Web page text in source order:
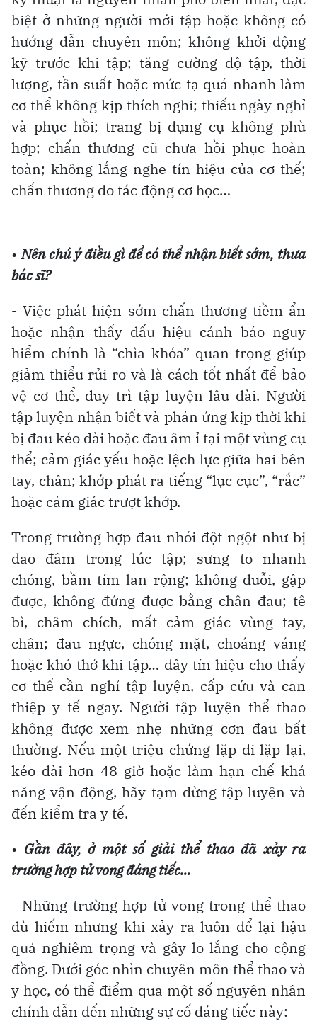
biệt ở những người mới tập hoặc không có
hướng dẫn chuyên môn; không khởi động
kỹ trước khi tập; tăng cường độ tập, thời
lượng, tần suất hoặc mức tạ quá nhanh làm
cơ thể không kịp thích nghi; thiếu ngày nghỉ
và phục hồi; trang bị dụng cụ không phù
hợp; chấn thương cũ chưa hồi phục hoàn
toàn; không lắng nghe tín hiệu của cơ thể;
chấn thương do tác động cơ học…
•Nên chú ý điều gì để có thể nhận biết sớm, thưa
bác sĩ?
- Việc phát hiện sớm chấn thương tiềm ẩn
hoặc nhận thấy dấu hiệu cảnh báo nguy
hiểm chính là “chìa khóa” quan trọng giúp
giảm thiểu rủi ro và là cách tốt nhất để bảo
vệ cơ thể, duy trì tập luyện lâu dài. Người
tập luyện nhận biết và phản ứng kịp thời khi
bị đau kéo dài hoặc đau âm ỉ tại một vùng cụ
thể; cảm giác yếu hoặc lệch lực giữa hai bên
tay, chân; khớp phát ra tiếng “lục cục”, “rắc”
hoặc cảm giác trượt khớp.
Trong trường hợp đau nhói đột ngột như bị
dao đâm trong lúc tập; sưng to nhanh
chóng, bầm tím lan rộng; không duỗi, gập
được, không đứng được bằng chân đau; tê
bì, châm chích, mất cảm giác vùng tay,
chân; đau ngực, chóng mặt, choáng váng
hoặc khó thở khi tập… đây tín hiệu cho thấy
cơ thể cần nghỉ tập luyện, cấp cứu và can
thiệp y tế ngay. Người tập luyện thể thao
không được xem nhẹ những cơn đau bất
thường. Nếu một triệu chứng lặp đi lặp lại,
kéo dài hơn 48 giờ hoặc làm hạn chế khả
năng vận động, hãy tạm dừng tập luyện và
đến kiểm tra y tế.
• Gần đây, ở một số giải thể thao đã xảy ra
trường hợp tử vong đáng tiếc…
- Những trường hợp tử vong trong thể thao
dù hiếm nhưng khi xảy ra luôn để lại hậu
quả nghiêm trọng và gây lo lắng cho cộng
đồng. Dưới góc nhìn chuyên môn thể thao và
y học, có thể điểm qua một số nguyên nhân
chính dẫn đến những sự cố đáng tiếc này: